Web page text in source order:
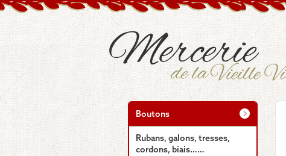
Boutons
Rubans, galons, tresses,
cordons, biais……